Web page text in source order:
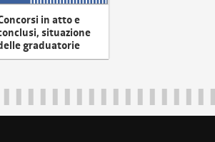
in atto e
situazione
graduatorie